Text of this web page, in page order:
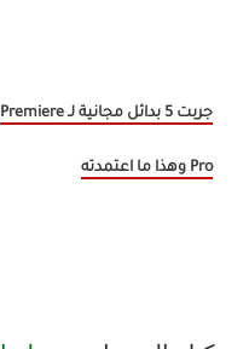
جربت 5 بدائل مجانية لـ Premiere
Pro وهذا ما اعتمدته